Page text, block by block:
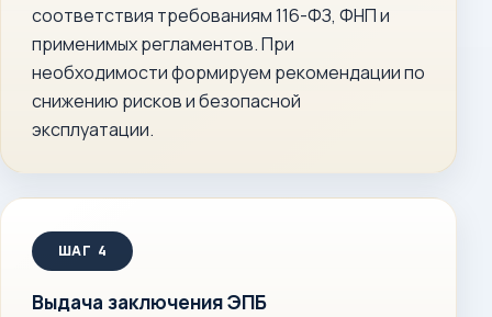
соответствия требованиям 116-ФЗ, ФНП и
применимых регламентов. При
необходимости формируем рекомендации по
снижению рисков и безопасной
эксплуатации.
Выдача заключения ЭПБ